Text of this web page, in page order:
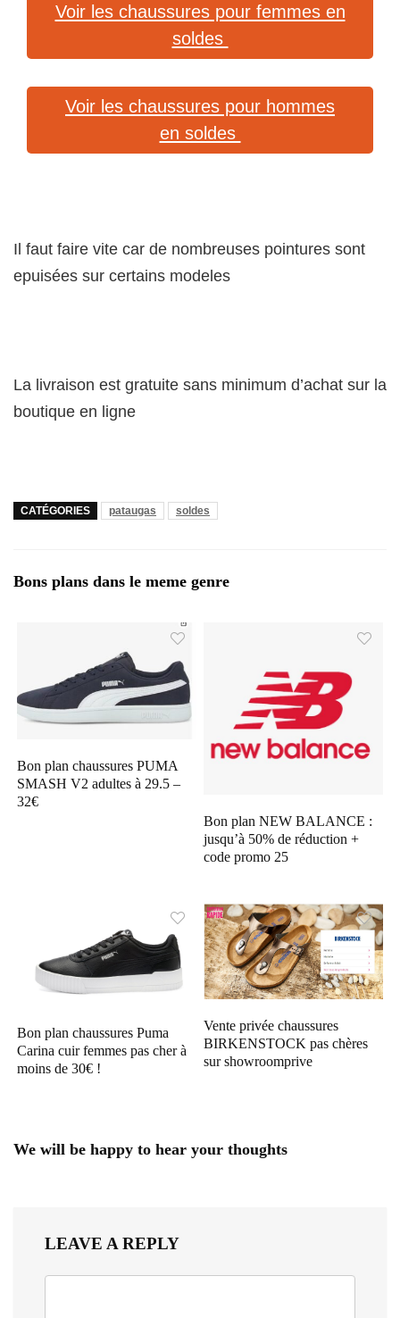
Voir les chaussures pour femmes en
soldes
Voir les chaussures pour hommes
en soldes
Il faut faire vite car de nombreuses pointures sont
epuisées sur certains modeles
La livraison est gratuite sans minimum d’achat sur la
boutique en ligne
CATÉGORIES pataugas soldes
Bons plans dans le meme genre
Bon plan chaussures PUMA
SMASH V2 adultes à 29.5 –
32€
Bon plan NEW BALANCE :
jusqu’à 50% de réduction +
code promo 25
Bon plan chaussures Puma
Carina cuir femmes pas cher à
moins de 30€ !
Vente privée chaussures
BIRKENSTOCK pas chères
sur showroomprive
We will be happy to hear your thoughts
LEAVE A REPLY